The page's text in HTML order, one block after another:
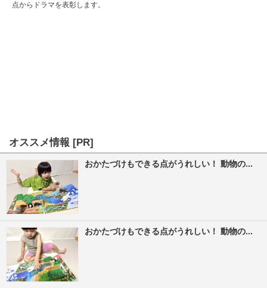
点からドラマを表彰します。
オススメ情報 [PR]
おかたづけもできる点がうれしい！ 動物の...
おかたづけもできる点がうれしい！ 動物の...